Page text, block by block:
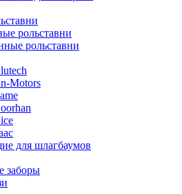
рольставни
рольставни
Motors
для шлагбаумов
заборы